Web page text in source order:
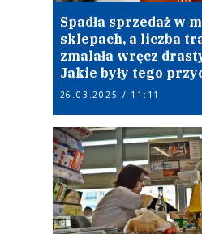
Spadła sprzedaż w
sklepach, a liczba
zmalała wręcz
Jakie były tego
26.03.2025 / 11:11